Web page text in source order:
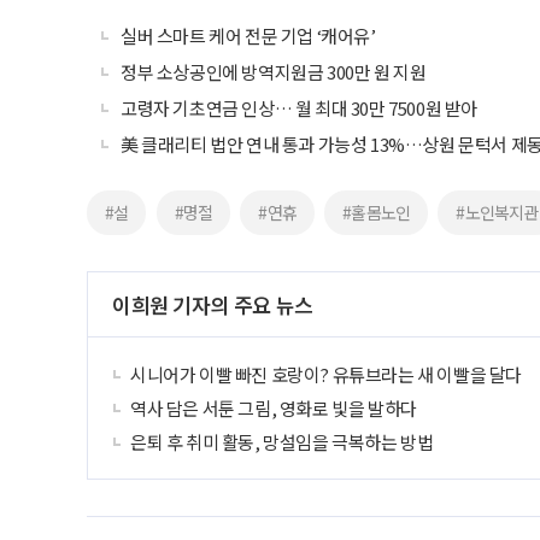
실버 스마트 케어 전문 기업 ‘캐어유’
정부 소상공인에 방역지원금 300만 원 지원
고령자 기초연금 인상… 월 최대 30만 7500원 받아
美 클래리티 법안 연내 통과 가능성 13%…상원 문턱서 제
#설 #명절 #연휴 #홀몸노인 #노인복지관
이희원 기자의 주요 뉴스
시니어가 이빨 빠진 호랑이? 유튜브라는 새 이빨을 달다
역사 담은 서툰 그림, 영화로 빛을 발하다
은퇴 후 취미 활동, 망설임을 극복하는 방법